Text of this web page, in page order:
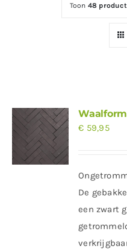
Toon 48
€ 59,95
De
een zwart